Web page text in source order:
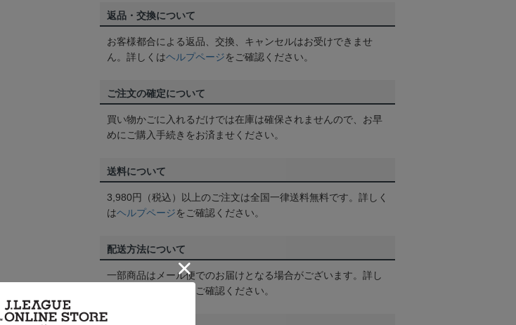
返品・交換について
お客様都合による返品、交換、キャンセルはお受けできませ
ん。詳しくはヘルプページをご確認ください。
ご注文の確定について
買い物かごに入れるだけでは在庫は確保されませんので、お早
めにご購入手続きをお済ませください。
送料について
3,980円（税込）以上のご注文は全国一律送料無料です。詳しく
はヘルプページをご確認ください。
配送方法について
一部商品はメール便でのお届けとなる場合がございます。詳し
をご確認ください。